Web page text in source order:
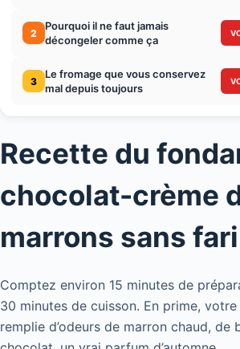
2
Pourquoi il ne faut jamais
décongeler comme ça
3
Le fromage que vous conservez
mal depuis toujours
Recette du
chocolat-crème
marrons sans
Comptez environ 15 minutes de
30 minutes de cuisson. En prime, votre
remplie d’odeurs de marron chaud, de